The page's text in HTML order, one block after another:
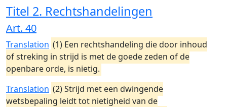
Titel 2. Rechtshandelingen
Art. 40
Translation (1) Een rechtshandeling die door inhoud
of streking in strijd is met de goede zeden of de
openbare orde, is nietig.
Translation (2) Strijd met een dwingende
wetsbepaling leidt tot nietigheid van de